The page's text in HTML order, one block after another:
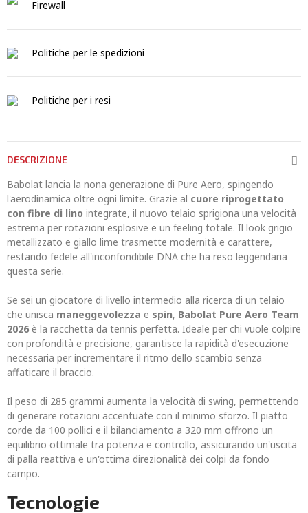
Firewall
Politiche per le spedizioni
Politiche per i resi
DESCRIZIONE
Babolat lancia la nona generazione di Pure Aero, spingendo
l'aerodinamica oltre ogni limite. Grazie al cuore riprogettato
con fibre di lino integrate, il nuovo telaio sprigiona una velocità
estrema per rotazioni esplosive e un feeling totale. Il look grigio
metallizzato e giallo lime trasmette modernità e carattere,
restando fedele all'inconfondibile DNA che ha reso leggendaria
questa serie.
Se sei un giocatore di livello intermedio alla ricerca di un telaio
che unisca maneggevolezza e spin, Babolat Pure Aero Team
2026 è la racchetta da tennis perfetta. Ideale per chi vuole colpire
con profondità e precisione, garantisce la rapidità d'esecuzione
necessaria per incrementare il ritmo dello scambio senza
affaticare il braccio.
Il peso di 285 grammi aumenta la velocità di swing, permettendo
di generare rotazioni accentuate con il minimo sforzo. Il piatto
corde da 100 pollici e il bilanciamento a 320 mm offrono un
equilibrio ottimale tra potenza e controllo, assicurando un'uscita
di palla reattiva e un'ottima direzionalità dei colpi da fondo
campo.
Tecnologie